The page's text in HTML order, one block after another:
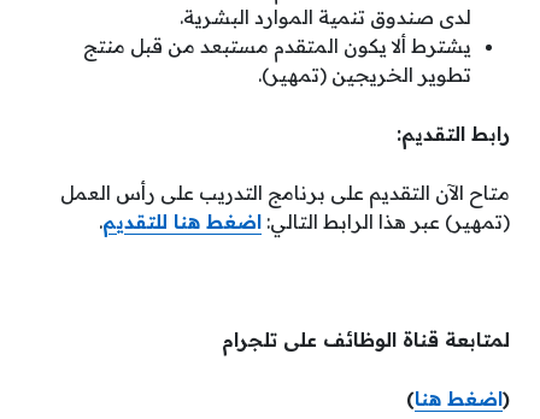
لدى صندوق تنمية الموارد البشرية.
يشترط ألا يكون المتقدم مستبعد من قبل منتج
تطوير الخريجين (تمهير).
رابط التقديم:
متاح الآن التقديم على برنامج التدريب على رأس العمل
(تمهير) عبر هذا الرابط التالي: اضغط هنا للتقديم.
لمتابعة قناة الوظائف على تلجرام
(اضغط هنا)